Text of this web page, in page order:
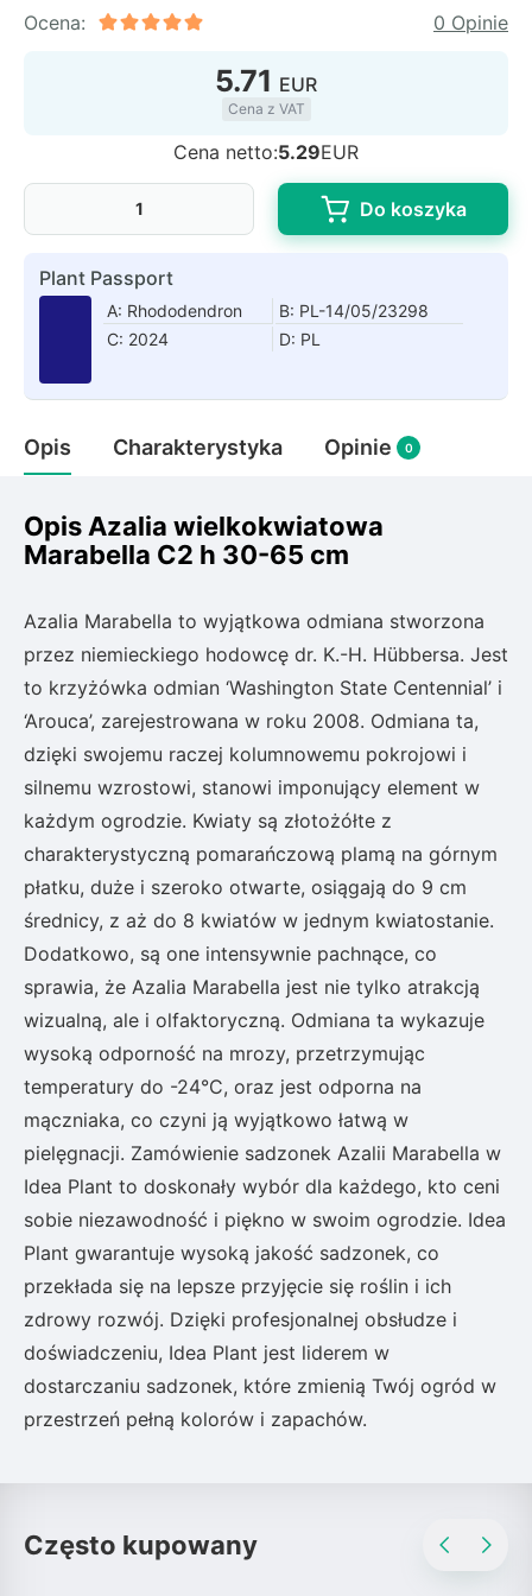
Rudbeckia
Hakonechoa (trawa bambusowa)
Różanecznik
Pnącza
Wiciokrzew
Ocena:
0 Opinie
5.71 EUR
Cena z VAT
Cena netto:5.29EUR
Do koszyka
Plant Passport
A: Rhododendron
B: PL-14/05/23298
C: 2024
D: PL
Opis Charakterystyka Opinie 0
Opis Azalia wielkokwiatowa
Marabella C2 h 30-65 cm
Azalia Marabella to wyjątkowa odmiana stworzona
przez niemieckiego hodowcę dr. K.-H. Hübbersa. Jest
to krzyżówka odmian ‘Washington State Centennial’ i
‘Arouca’, zarejestrowana w roku 2008. Odmiana ta,
dzięki swojemu raczej kolumnowemu pokrojowi i
silnemu wzrostowi, stanowi imponujący element w
każdym ogrodzie. Kwiaty są złotożółte z
charakterystyczną pomarańczową plamą na górnym
płatku, duże i szeroko otwarte, osiągają do 9 cm
średnicy, z aż do 8 kwiatów w jednym kwiatostanie.
Dodatkowo, są one intensywnie pachnące, co
sprawia, że Azalia Marabella jest nie tylko atrakcją
wizualną, ale i olfaktoryczną. Odmiana ta wykazuje
wysoką odporność na mrozy, przetrzymując
temperatury do -24°C, oraz jest odporna na
mączniaka, co czyni ją wyjątkowo łatwą w
pielęgnacji. Zamówienie sadzonek Azalii Marabella w
Idea Plant to doskonały wybór dla każdego, kto ceni
sobie niezawodność i piękno w swoim ogrodzie. Idea
Plant gwarantuje wysoką jakość sadzonek, co
przekłada się na lepsze przyjęcie się roślin i ich
zdrowy rozwój. Dzięki profesjonalnej obsłudze i
doświadczeniu, Idea Plant jest liderem w
dostarczaniu sadzonek, które zmienią Twój ogród w
przestrzeń pełną kolorów i zapachów.
Często kupowany